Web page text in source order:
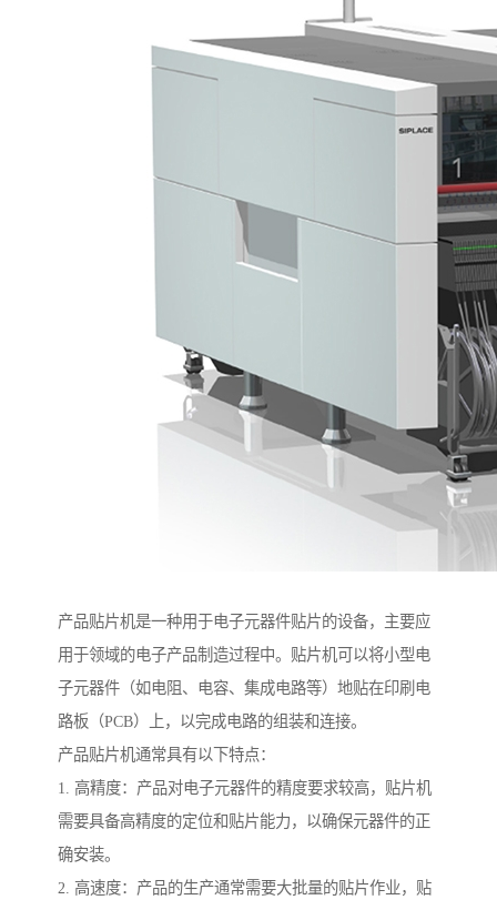
产品贴片机是一种用于电子元器件贴片的设备，主要应
用于领域的电子产品制造过程中。贴片机可以将小型电
子元器件（如电阻、电容、集成电路等）地贴在印刷电
路板（PCB）上，以完成电路的组装和连接。
产品贴片机通常具有以下特点：
1. 高精度：产品对电子元器件的精度要求较高，贴片机
需要具备高精度的定位和贴片能力，以确保元器件的正
确安装。
2. 高速度：产品的生产通常需要大批量的贴片作业，贴